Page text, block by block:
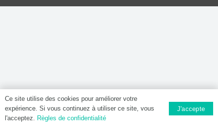
Ce site utilise des cookies pour améliorer votre
expérience. Si vous continuez à utiliser ce site, vous
l'acceptez. Règles de confidentialité
J'accepte